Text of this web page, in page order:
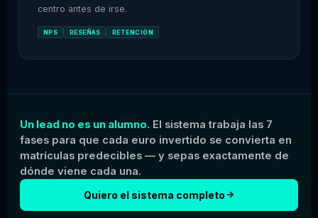
centro antes de irse.
NPS RESEÑAS RETENCIÓN
Un lead no es un alumno. El sistema trabaja las 7
fases para que cada euro invertido se convierta en
matrículas predecibles — y sepas exactamente de
dónde viene cada una.
Quiero el sistema completo